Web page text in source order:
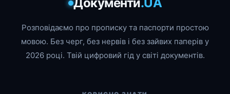
Розповідаємо про прописку та паспорти простою
мовою. Без черг, без нервів і без зайвих паперів у
2026 році. Твій цифровий гід у світі документів.